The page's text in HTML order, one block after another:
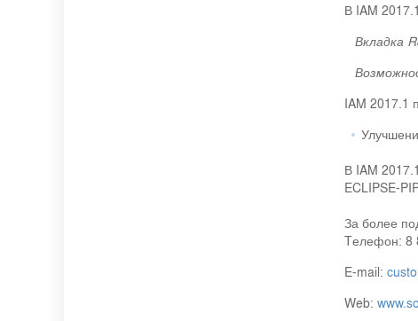
В IAM
Вкладка
IAM 2017.1
В IAM
ECLIPSE-
За более
Tелефон: 8
E-mail:
Web: